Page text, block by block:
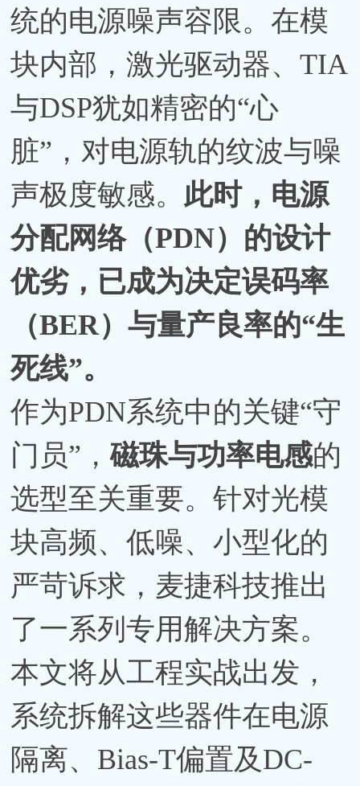
统的电源噪声容限。在模
块内部，激光驱动器、TIA
与DSP犹如精密的“心
脏”，对电源轨的纹波与噪
声极度敏感。此时，电源
分配网络（PDN）的设计
优劣，已成为决定误码率
（BER）与量产良率的“生
死线”。
作为PDN系统中的关键“守
门员”，磁珠与功率电感的
选型至关重要。针对光模
块高频、低噪、小型化的
严苛诉求，麦捷科技推出
了一系列专用解决方案。
本文将从工程实战出发，
系统拆解这些器件在电源
隔离、Bias-T偏置及DC-